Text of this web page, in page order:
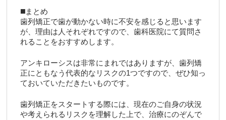
◼️まとめ
歯列矯正で歯が動かない時に不安を感じると思います
が、理由は人それぞれですので、歯科医院にて質問さ
れることをおすすめします。
アンキローシスは非常にまれではありますが、歯列矯
正にともなう代表的なリスクの1つですので、ぜひ知っ
ておいていただきたいものです。
歯列矯正をスタートする際には、現在のご自身の状況
や考えられるリスクを理解した上で、治療にのぞんで